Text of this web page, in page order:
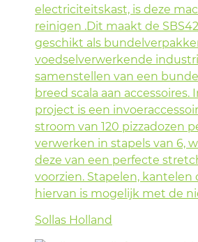
electriciteitskast, is deze
reinigen .Dit maakt de
geschikt als
voedselverwerkende
samenstellen van een
breed scala aan accessoires.
project is een
stroom van 120 pizzadozen
verwerken in stapels van 6,
deze van een perfecte
voorzien. Stapelen,
hiervan is mogelijk met de
Sollas Holland